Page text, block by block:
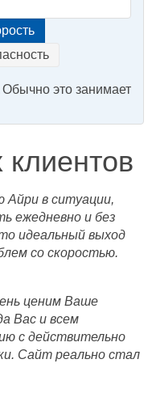
это занимает
Айри в ситуации,
ежедневно и без
идеальный выход
со скоростью.
ценим Ваше
Вас и всем
с действительно
Сайт реально стал